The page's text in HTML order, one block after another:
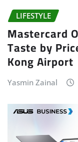
LIFESTYLE
Mastercard
Taste by
Kong Airport
Yasmin Zainal